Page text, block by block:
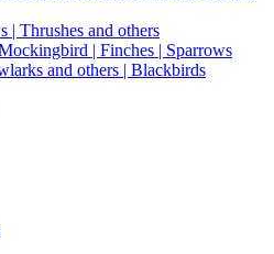
| Thrushes and others
| Finches | Sparrows
and others | Blackbirds